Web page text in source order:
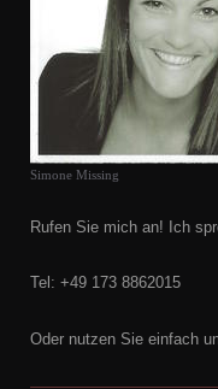
Simone Missing
Rufen Sie mich an! Ich
Tel: +49 173 8862015
Oder nutzen Sie einfach